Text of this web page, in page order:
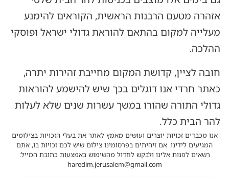
אזהרה מטעם הרבנות הראשית, הקוראים להימנע
מעלייה למקום בהתאם להוראת גדולי ישראל ופוסקי
ההלכה.
חובה לציין, קדושת המקום מחייבת זהירות יתרה,
כאתר חרדי אנו דוגלים בכך שיש להישמע להוראות
גדולי התורה שהורו במשך עשרות שנים שלא לעלות
להר הבית כלל.
אנו מכבדים זכויות יוצרים ועושים מאמץ לאתר את בעלי הזכויות בצילומים
המגיעים לידינו. אם זיהיתים בפרסומינו צילום שיש לכם זכויות בו, אתם
רשאים לפנות אלינו ולבקש לחדול מהשימוש באמצעות כתובת המייל:
haredim.jerusalem@gmail.com